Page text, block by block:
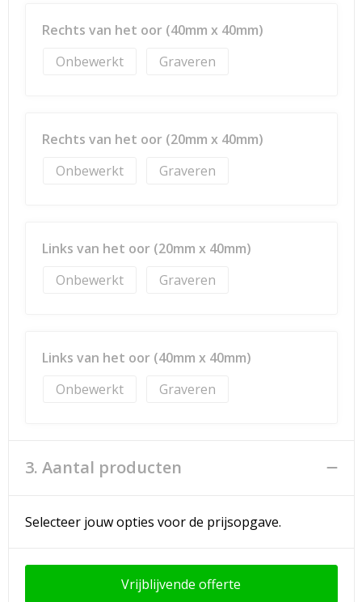
Rechts van het oor (40mm x 40mm)
Onbewerkt
Graveren
Rechts van het oor (20mm x 40mm)
Onbewerkt
Graveren
Links van het oor (20mm x 40mm)
Onbewerkt
Graveren
Links van het oor (40mm x 40mm)
Onbewerkt
Graveren
3. Aantal producten
Selecteer jouw opties voor de prijsopgave.
Vrijblijvende offerte